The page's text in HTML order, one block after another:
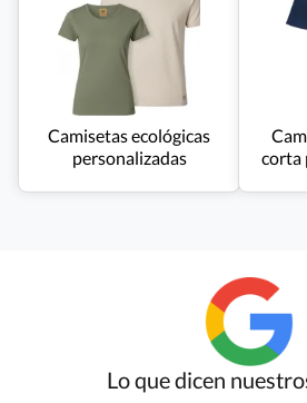
Camisetas ecológicas
personalizadas
corta
Lo que dicen